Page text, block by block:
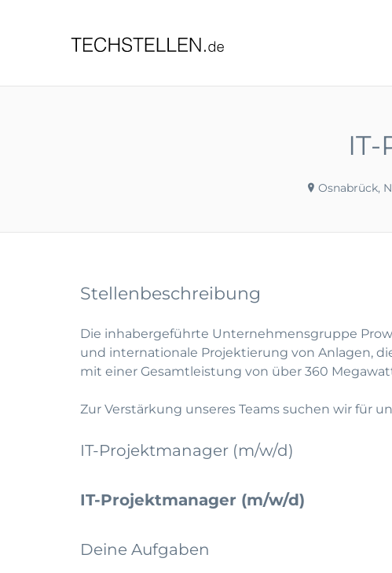
Osnabrück,
Stellenbeschreibung
Die inhabergeführte Unternehmensgruppe
und internationale Projektierung von Anlagen,
mit einer Gesamtleistung von über 360
Zur Verstärkung unseres Teams suchen wir für
IT-Projektmanager (m/w/d)
IT-Projektmanager (m/w/d)
Deine Aufgaben